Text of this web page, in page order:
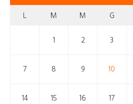
L M M G
1 2 3
7 8 9 10
14 15 16 17